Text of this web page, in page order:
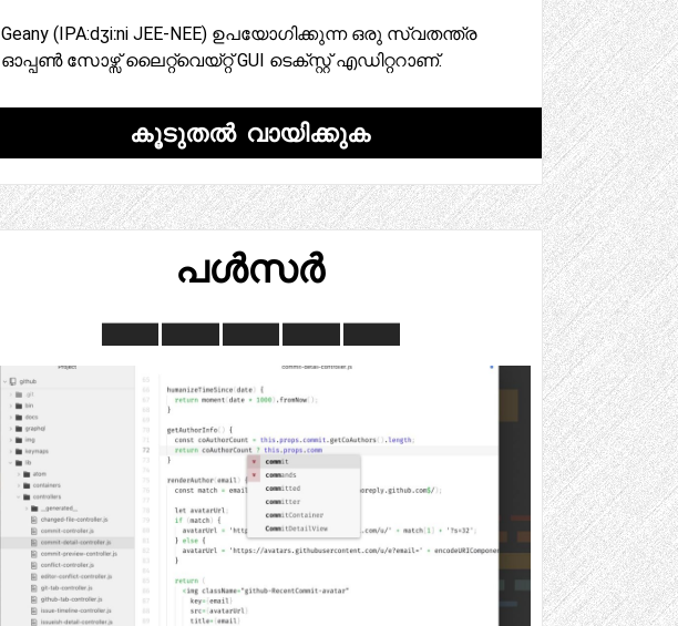
Geany (IPA:dʒiːni JEE-NEE) ഉപയോഗിക്കുന്ന ഒരു സ്വതന്ത്ര
ഓപ്പൺ സോഴ്സ് ലൈറ്റ്വെയ്റ്റ് GUI ടെക്സ്റ്റ് എഡിറ്ററാണ്.
കൂടുതൽ വായിക്കുക
പൾസർ